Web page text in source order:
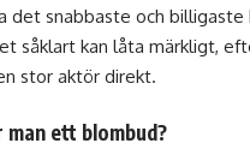
det snabbaste och billigaste
såklart kan låta märkligt,
stor aktör direkt.
ett blombud?